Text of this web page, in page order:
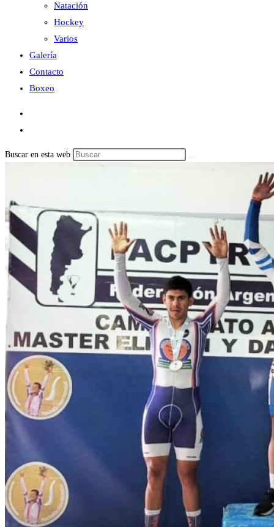
Natación
Hockey
Varios
Galería
Contacto
Boxeo
Buscar en esta web